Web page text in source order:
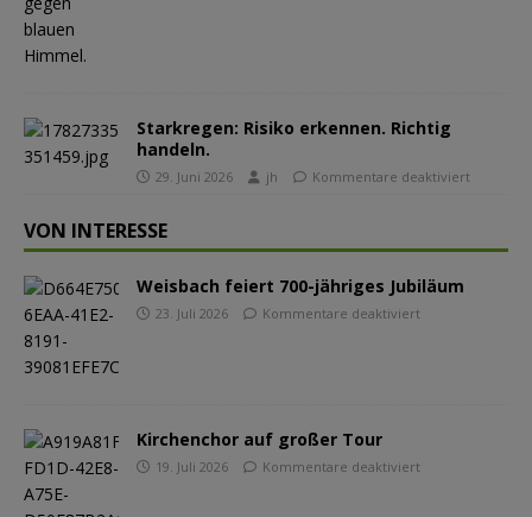
Starkregen: Risiko erkennen. Richtig
handeln.
29. Juni 2026 jh Kommentare deaktiviert
VON INTERESSE
Weisbach feiert 700-jähriges Jubiläum
23. Juli 2026 Kommentare deaktiviert
Kirchenchor auf großer Tour
19. Juli 2026 Kommentare deaktiviert